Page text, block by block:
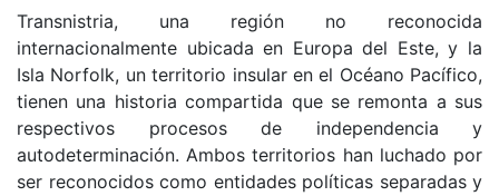
Transnistria, una región no reconocida
internacionalmente ubicada en Europa del Este, y la
Isla Norfolk, un territorio insular en el Océano Pacífico,
tienen una historia compartida que se remonta a sus
respectivos procesos de independencia y
autodeterminación. Ambos territorios han luchado por
ser reconocidos como entidades políticas separadas y